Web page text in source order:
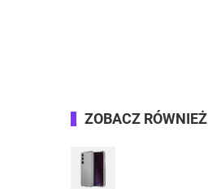
ZOBACZ RÓWNIEŻ